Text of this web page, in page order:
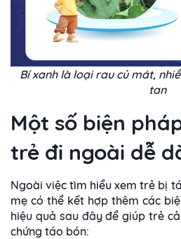
Bí xanh là loại rau củ mát,
tan
Một số biện
trẻ đi ngoài dễ
Ngoài việc tìm hiểu xem trẻ bị
mẹ có thể kết hợp thêm các
hiệu quả sau đây để giúp trẻ
chứng táo bón: